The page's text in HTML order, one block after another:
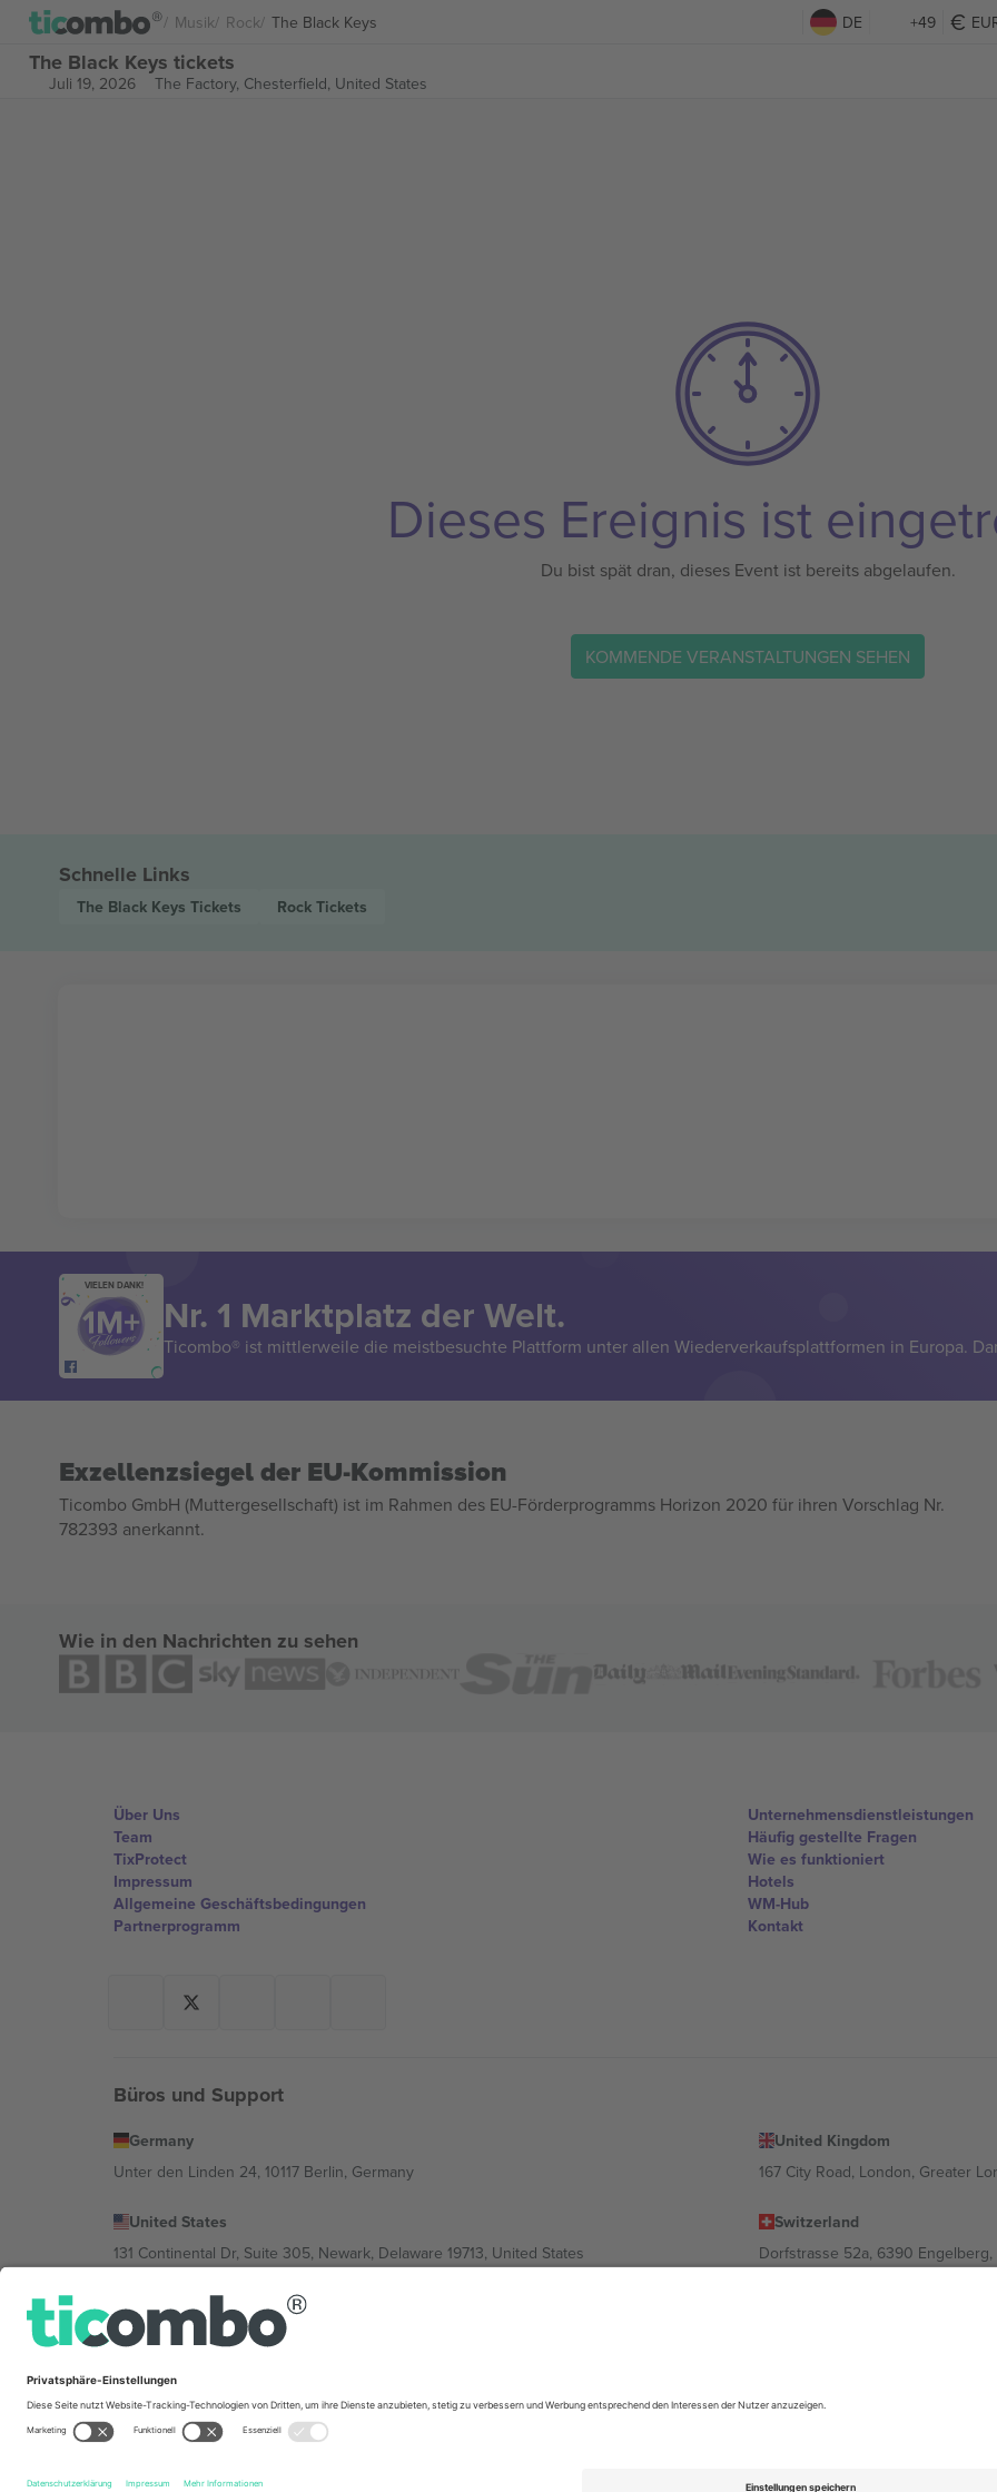
Musik Rock The Black Keys DE +49
The Black Keys tickets
Juli 19, 2026 The Factory, Chesterfield, United States
Dieses Ereignis ist
Du bist spät dran, dieses Event ist bereits abgelaufen.
KOMMENDE VERANSTALTUNGEN SEHEN
Schnelle Links
The Black Keys Tickets Rock Tickets
VIELEN DANK!
Nr. 1 Marktplatz der Welt.
Ticombo® ist mittlerweile die meistbesuchte Plattform unter allen Wiederverkaufsplattformen in Europa.
Exzellenzsiegel der EU-Kommission
Ticombo GmbH (Muttergesellschaft) ist im Rahmen des EU-Förderprogramms Horizon 2020 für ihren Vorschlag Nr.
782393 anerkannt.
Wie in den Nachrichten zu sehen
Über Uns
Team
TixProtect
Impressum
Allgemeine Geschäftsbedingungen
Partnerprogramm
Unternehmensdienstleistungen
Häufig gestellte Fragen
Wie es funktioniert
Hotels
WM-Hub
Kontakt
Büros und Support
Germany
Unter den Linden 24, 10117 Berlin, Germany
United Kingdom
167 City Road, London, Greater
United States
131 Continental Dr, Suite 305, Newark, Delaware 19713, United States
Switzerland
Dorfstrasse 52a, 6390 Engelberg,
Bulgaria
Regus Sofia City West, bul Totleben 53-55, 1606 Sofia, Bulgaria
Mexico
Av Chapultepec 360, Roma Norte, Cuauhtémoc, 06700 Ciudad de México, CDMX, Mexico
im Impressum und in den Allgemeinen Geschäftsbedingungen.,
© 2026 Ticombo. Alle Rechte vorbehalten.